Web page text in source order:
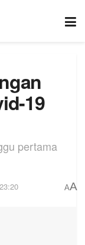
19
pertama
AA